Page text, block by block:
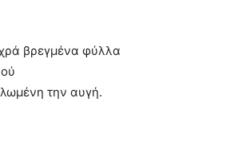
βρεγμένα φύλλα
την αυγή.